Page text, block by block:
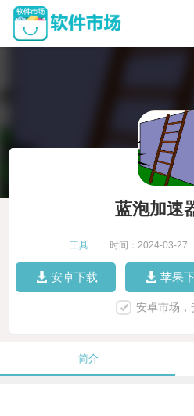
蓝泡加速
工具 时间：2024-03-27
安卓下载 苹果
安卓市场，
简介